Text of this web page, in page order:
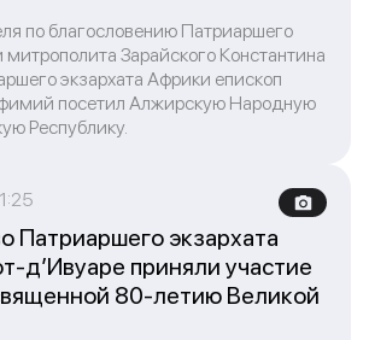
по благословению Патриаршего
Зарайского Константина
экзархата Африки епископ
посетил Алжирскую Народную
Республику.
Патриаршего экзархата
д’Ивуаре приняли участие
80-летию Великой